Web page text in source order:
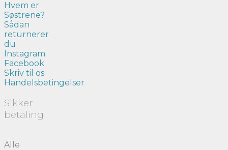
Hvem er
Søstrene?
Sådan
returnerer
du
Instagram
Facebook
Skriv til os
Handelsbetingelser
Sikker
betaling
Alle